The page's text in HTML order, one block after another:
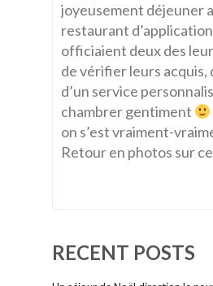
joyeusement déjeuner
restaurant
officiaient deux des
de vérifier leurs
d’un service
chambrer gentiment
on s’est vraiment-
Retour en photos sur
RECENT POSTS